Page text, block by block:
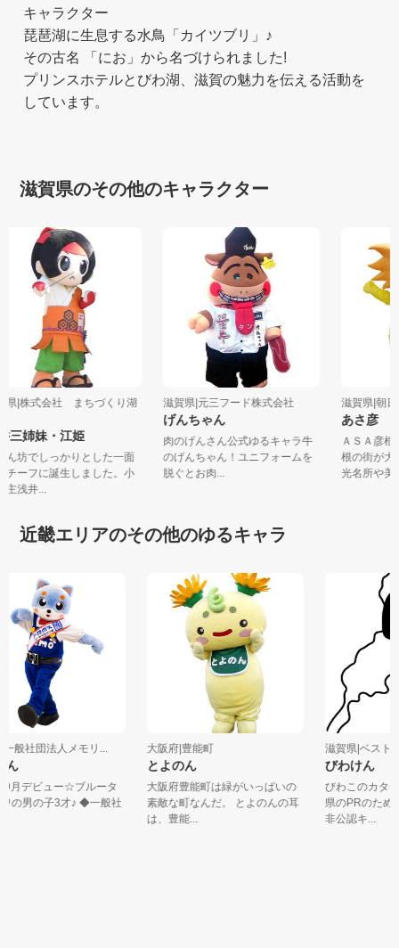
キャラクター
琵琶湖に生息する水鳥「カイツブリ」♪
その古名 「にお」から名づけられました!
プリンスホテルとびわ湖、滋賀の魅力を伝える活動を
しています。
滋賀県のその他のキャラクター
賀県|株式会社 まちづくり湖
井三姉妹・江姫
えん坊でしっかりとした一面
モチーフに誕生しました。小
城主浅井...
滋賀県|元三フード株式会社
げんちゃん
肉のげんさん公式ゆるキャラ牛
のげんちゃん！ユニフォームを
脱ぐとお肉...
滋賀県|
あさ彦
ＡＳＡ
根の街が
光名所や
近畿エリアのその他のゆるキャラ
般社団法人メモリ...
デビュー☆ブルータ
の男の子3才♪ ◆一般社
大阪府|豊能町
とよのん
大阪府豊能町は緑がいっぱいの
素敵な町なんだ。 とよのんの耳
は、豊能...
滋賀県|ベスト
びわけん
びわこのカタチ
県のPRのため
非公認キ...